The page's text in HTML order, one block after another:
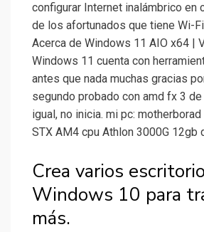
configurar Internet inalámbrico en
de los afortunados que tiene Wi-Fi
Acerca de Windows 11 AIO x64 |
Windows 11 cuenta con
antes que nada muchas gracias
segundo probado con amd fx 3
igual, no inicia. mi pc:
STX AM4 cpu Athlon 3000G 12gb
Crea varios
Windows 10 para
más.